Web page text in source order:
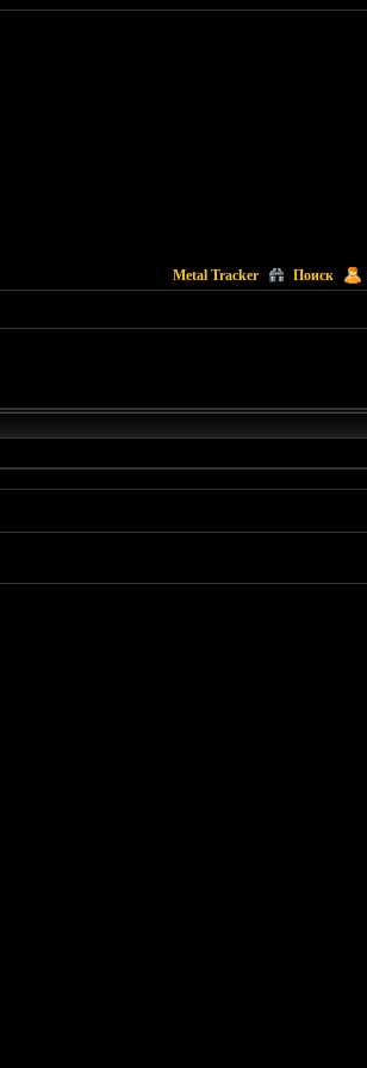
Metal Tracker Поиск